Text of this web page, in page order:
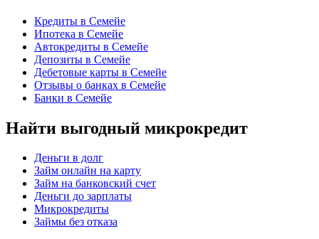
Кредиты в Семейе
Ипотека в Семейе
Автокредиты в Семейе
Депозиты в Семейе
Дебетовые карты в Семейе
Отзывы о банках в Семейе
Банки в Семейе
Найти выгодный микрокредит
Деньги в долг
Займ онлайн на карту
Займ на банковский счет
Деньги до зарплаты
Микрокредиты
Займы без отказа